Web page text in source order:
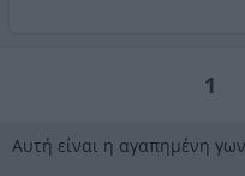
1
Αυτή είναι η αγαπημένη